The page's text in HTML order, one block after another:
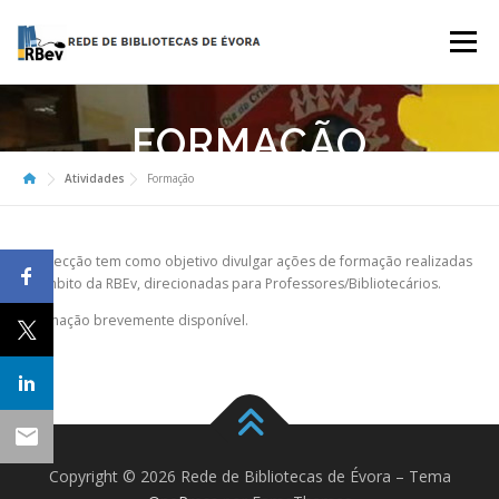
para
conteúdo
Menu
SOBRE CATÁLOGO COLETIVO SERVIÇOS
FORMAÇÃO
Atividades Formação
Esta secção tem como objetivo divulgar ações de formação realizadas
no âmbito da RBEv, direcionadas para Professores/Bibliotecários.
Informação brevemente disponível.
Copyright © 2026 Rede de Bibliotecas de Évora – Tema